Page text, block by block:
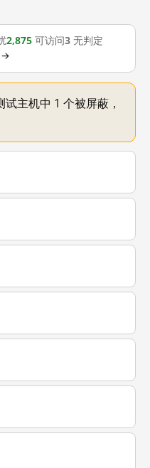
2,875 可访问3 无判定
→
主机中 1 个被屏蔽，